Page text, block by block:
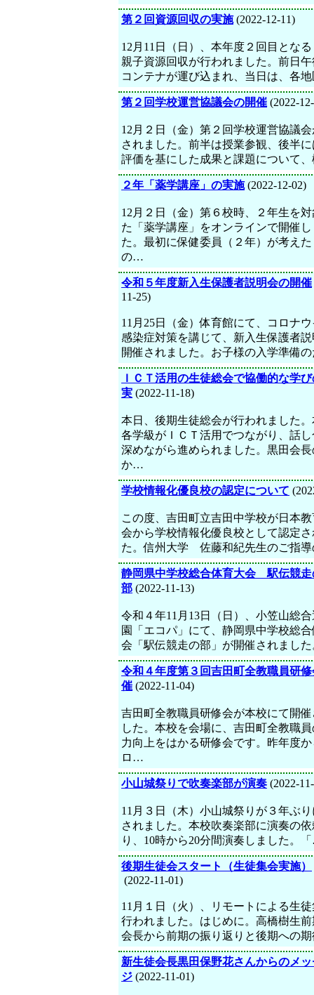
第２回資源回収の実施(2022-12-11)
12月11日（日）、本年度２回目とな
親子資源回収が行われました。前日
コンテナが運び込まれ、当日は、各
第２回学校運営協議会の開催 (2022-
12月２日（金）第２回学校運営協議
されました。前半は授業参観、後半
評価を基にした成果と課題について
２年「薬学講座」の実施(2022-12-02)
12月２日（金）第６校時、２年生を
た「薬学講座」をオンラインで開催
た。最初に保健委員（２年）が考え
の…
令和５年度新入生保護者説明会の開催
11-25)
11月25日（金）体育館にて、コロナ
感染症対策を講じて、新入生保護者
開催されました。お子様の入学準備
ＩＣＴ活用の生徒総会で協働的な学
実 (2022-11-18)
本日、後期生徒総会が行われました
各学級がＩＣＴ活用でつながり、話
深めながら進められました。黒田会
か…
学校情報化優良校の認定について
この度、吉田町立吉田中学校が日本
会から学校情報化優良校として認定
た。信州大学 佐藤和紀先生のご指
静岡県中学校総合体育大会 駅伝競走
部 (2022-11-13)
令和４年11月13日（日）、小笠山総
園「エコパ」にて、静岡県中学校総
会「駅伝競走の部」が開催されまし
令和４年度第３回吉田町全教職員研
催 (2022-11-04)
吉田町全教職員研修会が本校にて開
した。本校を会場に、吉田町全教職
力向上をはかる研修会です。昨年度
ロ…
小山城祭りで吹奏楽部が演奏 (2022-
11月３日（木）小山城祭りが３年ぶ
されました。本校吹奏楽部に演奏の
り、10時から20分間演奏しました。
後期生徒会スタート（生徒集会実施）
(2022-11-01)
11月１日（火）、リモートによる生
行われました。はじめに。高橋樹生
会長から前期の振り返りと後期への
新生徒会長黒田保野花さんからのメ
ジ (2022-11-01)